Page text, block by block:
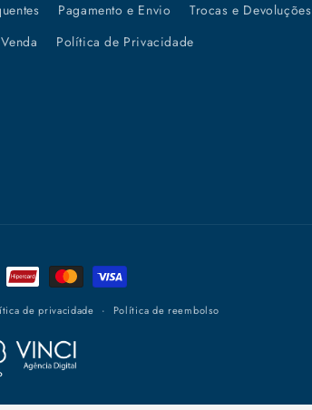
Pagamento e Envio
Trocas e Devoluções
Política de Privacidade
de privacidade Política de reembolso